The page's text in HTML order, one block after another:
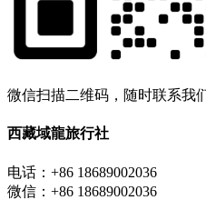
微信扫描二维码，随时联系我
西藏域龍旅行社
电话：+86 18689002036
微信：+86 18689002036